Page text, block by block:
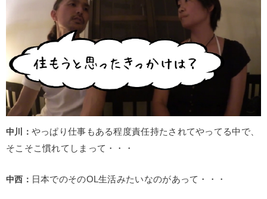
中川： やっぱり仕事もある程度責任持たされてやってる中で、
そこそこ慣れてしまって・・・
中西： 日本でのそのOL生活みたいなのがあって・・・